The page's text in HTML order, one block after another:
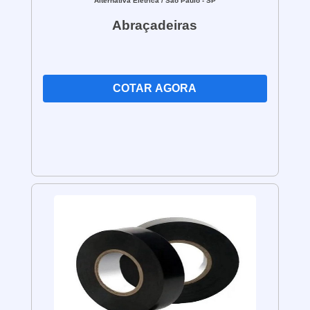
setor, garantindo que todas as intervenções
eficiente.
Beneficios
de sistemas de proteção contra sobrecargas
transformadores e geradores, calibração de
instrumentos de medição, análise
termográfica, entre outros.
Além disso, oferecemos serviços de
otimização energética, identificando
Abraçadeiras
COTAR AGORA